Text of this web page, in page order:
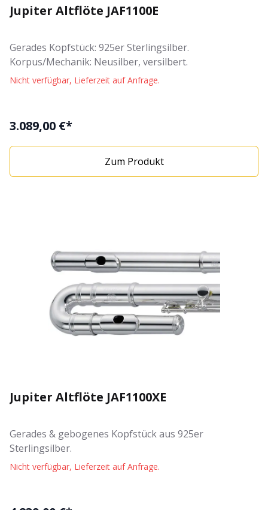
Jupiter Altflöte JAF1100E
Gerades Kopfstück: 925er Sterlingsilber.
Korpus/Mechanik: Neusilber, versilbert.
Nicht verfügbar, Lieferzeit auf Anfrage.
3.089,00 €*
Zum Produkt
Jupiter Altflöte JAF1100XE
Gerades & gebogenes Kopfstück aus 925er
Sterlingsilber.
Nicht verfügbar, Lieferzeit auf Anfrage.